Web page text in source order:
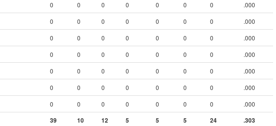
0 0 0 0 0 0 0
.000
0 0 0 0 0 0 0
.000
0 0 0 0 0 0 0
.000
0 0 0 0 0 0 0
.000
0 0 0 0 0 0 0
.000
0 0 0 0 0 0 0
.000
0 0 0 0 0 0 0 .000
39 10 12 5 5 5 24 .303